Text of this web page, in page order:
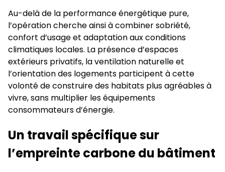
Au-delà de la performance énergétique pure,
l’opération cherche ainsi à combiner sobriété,
confort d’usage et adaptation aux conditions
climatiques locales. La présence d’espaces
extérieurs privatifs, la ventilation naturelle et
l’orientation des logements participent à cette
volonté de construire des habitats plus agréables à
vivre, sans multiplier les équipements
consommateurs d’énergie.
Un travail spécifique sur
l’empreinte carbone du bâtiment